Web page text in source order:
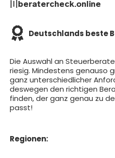
〣beratercheck.online
Deutschlands beste
Die Auswahl an
riesig. Mindestens genauso
ganz unterschiedlicher
deswegen den richtigen
finden, der ganz genau zu
passt!
Regionen: